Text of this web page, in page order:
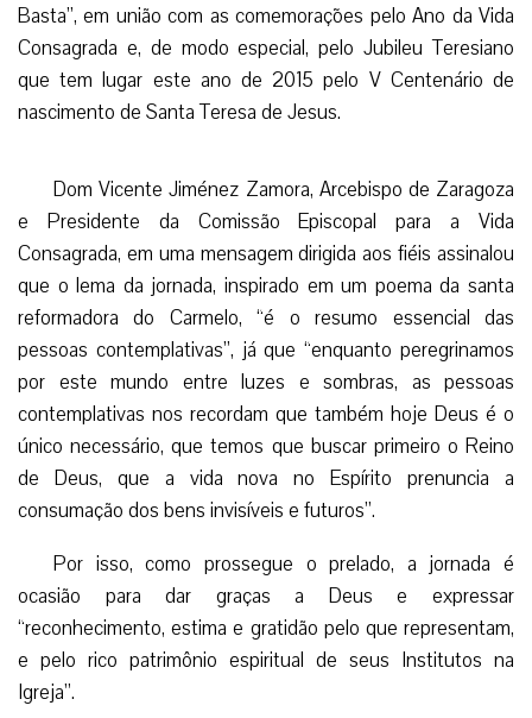
Basta”, em união com as comemorações pelo Ano da Vida
Consagrada e, de modo especial, pelo Jubileu Teresiano
que tem lugar este ano de 2015 pelo V Centenário de
nascimento de Santa Teresa de Jesus.
Dom Vicente Jiménez Zamora, Arcebispo de Zaragoza
e Presidente da Comissão Episcopal para a Vida
Consagrada, em uma mensagem dirigida aos fiéis assinalou
que o lema da jornada, inspirado em um poema da santa
reformadora do Carmelo, “é o resumo essencial das
pessoas contemplativas”, já que “enquanto peregrinamos
por este mundo entre luzes e sombras, as pessoas
contemplativas nos recordam que também hoje Deus é o
único necessário, que temos que buscar primeiro o Reino
de Deus, que a vida nova no Espírito prenuncia a
consumação dos bens invisíveis e futuros”.
Por isso, como prossegue o prelado, a jornada é
ocasião para dar graças a Deus e expressar
“reconhecimento, estima e gratidão pelo que representam,
e pelo rico patrimônio espiritual de seus Institutos na
Igreja”.